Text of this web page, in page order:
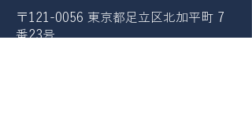
〒121-0056 東京都足立区北加平町 7
番23号